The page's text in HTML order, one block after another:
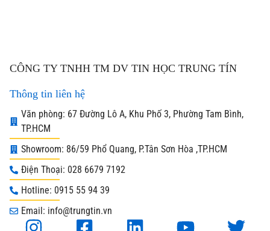
CÔNG TY TNHH TM DV TIN HỌC TRUNG TÍN
Thông tin liên hệ
Văn phòng: 67 Đường Lô A, Khu Phố 3, Phường Tam Bình,
TP.HCM
Showroom: 86/59 Phổ Quang, P.Tân Sơn Hòa ,TP.HCM
Điện Thoại: 028 6679 7192
Hotline: 0915 55 94 39
Email: info@trungtin.vn